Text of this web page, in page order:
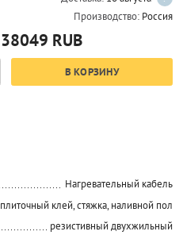
Производство: Россия
38049 RUB
В КОРЗИНУ
Нагревательный кабель
плиточный клей, стяжка, наливной пол
резистивный двухжильный